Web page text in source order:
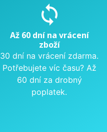
sync
Až 60 dní na vrácení
zboží
30 dní na vrácení zdarma.
Potřebujete víc času? Až
60 dní za drobný
poplatek.